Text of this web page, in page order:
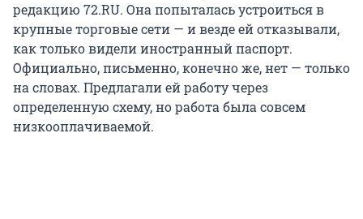
редакцию 72.RU. Она попыталась устроиться в
крупные торговые сети — и везде ей отказывали,
как только видели иностранный паспорт.
Официально, письменно, конечно же, нет — только
на словах. Предлагали ей работу через
определенную схему, но работа была совсем
низкооплачиваемой.